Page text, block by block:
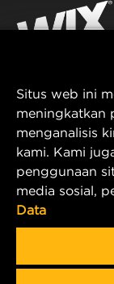
PRODUK
KONTAK
PRIVASI DATA
TERBITAN
Instagram
PT MANN
Puri Indah
Jl. Puri
Kembangan
Kecamatan
West Jakarta
Situs web ini
meningkatkan
menganalisis
kami. Kami
penggunaan
media sosial,
Data